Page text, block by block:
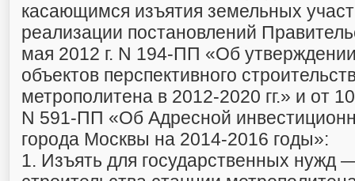
касающимся изъятия земельных
реализации постановлений
мая 2012 г. N 194-ПП «Об
объектов перспективного
метрополитена в 2012-2020 гг.» и от
N 591-ПП «Об Адресной
города Москвы на 2014-2016 годы»:
1. Изъять для государственных нужд